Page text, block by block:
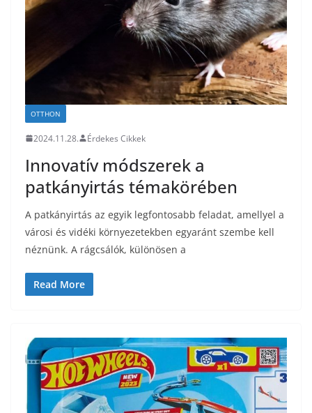
OTTHON
2024.11.28. Érdekes Cikkek
Innovatív módszerek a
patkányirtás témakörében
A patkányirtás az egyik legfontosabb feladat, amellyel a
városi és vidéki környezetekben egyaránt szembe kell
néznünk. A rágcsálók, különösen a
Read More